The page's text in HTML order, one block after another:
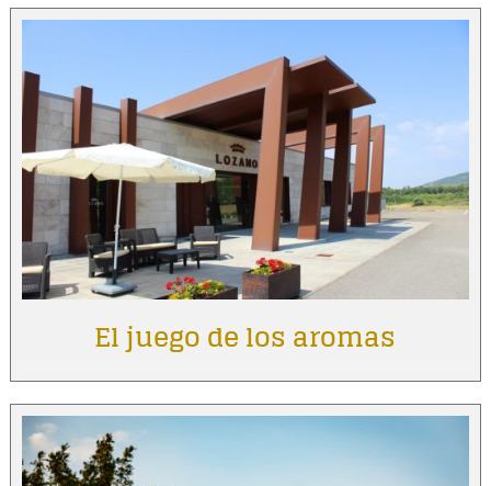
El juego de los aromas